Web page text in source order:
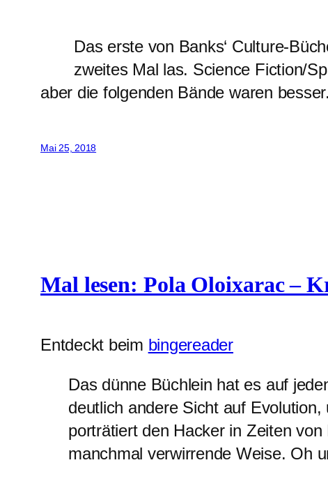
Das erste von Banks‘ Culture-
zweites Mal las. Science Fiction/
aber die folgenden Bände waren besser.
Mai 25, 2018
Mal lesen: Pola Oloixarac –
Entdeckt beim bingereader
Das dünne Büchlein hat es auf
deutlich andere Sicht auf
porträtiert den Hacker in Zeiten
manchmal verwirrende Weise. Oh